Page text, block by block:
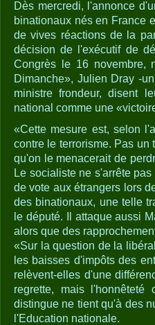
Dès mercredi, l'annonce
binationaux nés en France
de vives réactions de la
décision de l'exécutif de
Congrès le 16 novembre,
Dimanche», Julien Dray -
ministre frondeur, disent
national comme une
«Cette mesure est, selon
contre le terrorisme. Pas un
qu'on le menacerait de
Le socialiste ne s'arrête
de vote aux étrangers lors
des binationaux, une telle
le député. Il attaque aussi
alors que des
«Sur la question de la
les baisses d'impôts des
relèvent-elles d'une
regrette, mais
distingue ne tient qu'à des
l'Education nationale.